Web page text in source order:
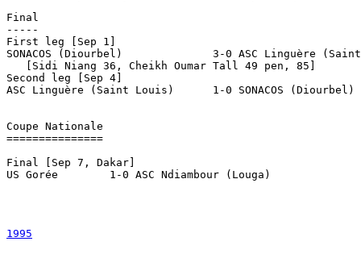
Final
-----
First leg [Sep 1]
SONACOS (Diourbel)		3-0 ASC Linguère (Saint Louis)
   [Sidi Niang 36, Cheikh Oumar Tall 49 pen, 85]
Second leg [Sep 4]
ASC Linguère (Saint Louis)	1-0 SONACOS (Diourbel)
Coupe Nationale
===============
Final [Sep 7, Dakar]
US Gorée	1-0 ASC Ndiambour (Louga)
1995